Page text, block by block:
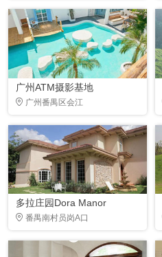
广州ATM摄影基地
广州番禺区会江
多拉庄园Dora Manor
番禺南村员岗A口